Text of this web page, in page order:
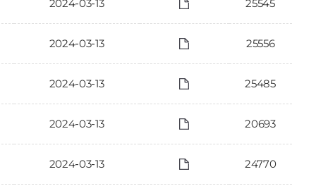
2024-03-13 25545
2024-03-13 25556
2024-03-13 25485
2024-03-13 20693
2024-03-13 24770